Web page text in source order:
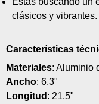
clásicos y vibrantes.
Características
Materiales: Aluminio
Ancho: 6,3"
Longitud : 21,5"